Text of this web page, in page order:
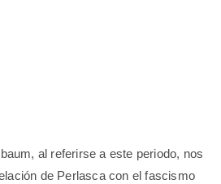
al referirse a este periodo, nos
de Perlasca con el fascismo